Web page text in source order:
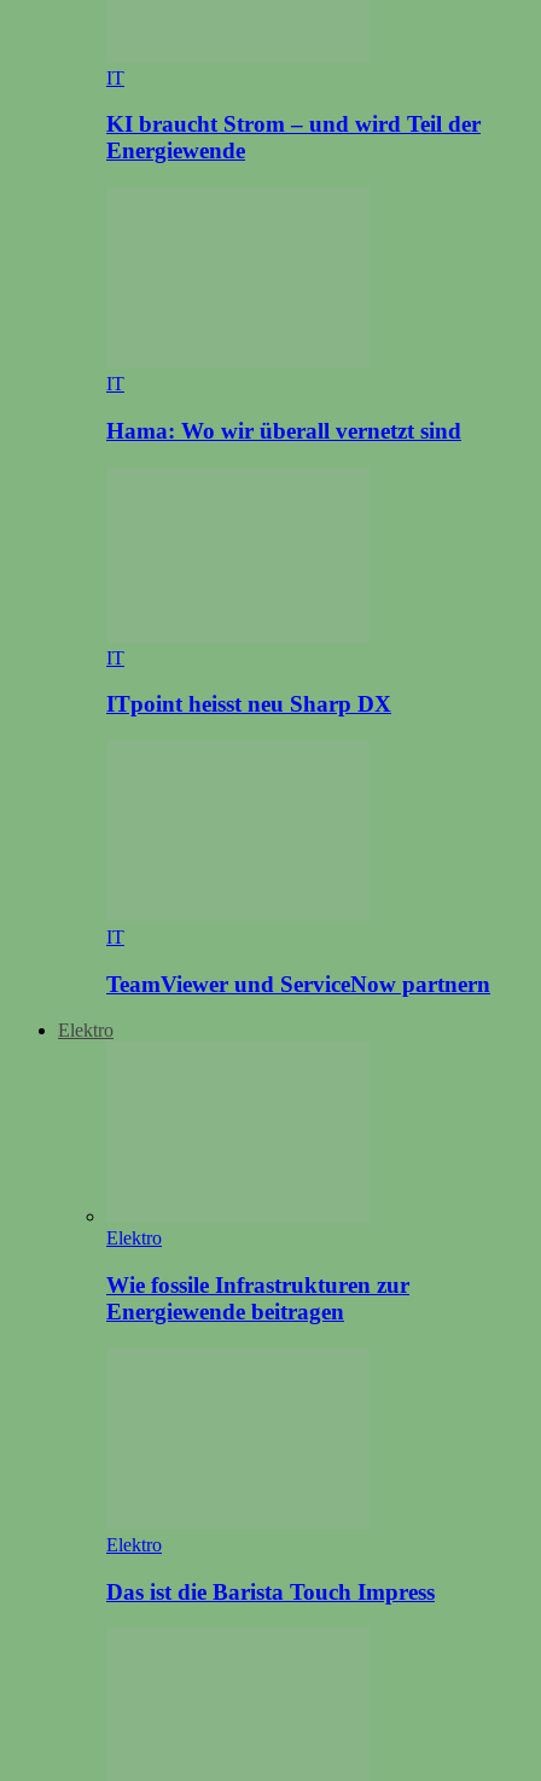
IT
KI braucht Strom – und wird Teil der
Energiewende
IT
Hama: Wo wir überall vernetzt sind
IT
ITpoint heisst neu Sharp DX
IT
TeamViewer und ServiceNow partnern
Elektro
Elektro
Wie fossile Infrastrukturen zur
Energiewende beitragen
Elektro
Das ist die Barista Touch Impress